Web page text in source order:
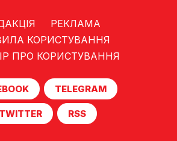
РЕКЛАМА
КОРИСТУВАННЯ
ПРО КОРИСТУВАННЯ
TELEGRAM
TWITTER RSS